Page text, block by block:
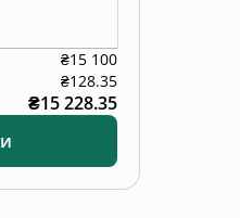
₴15 100
₴128.35
₴15 228.35